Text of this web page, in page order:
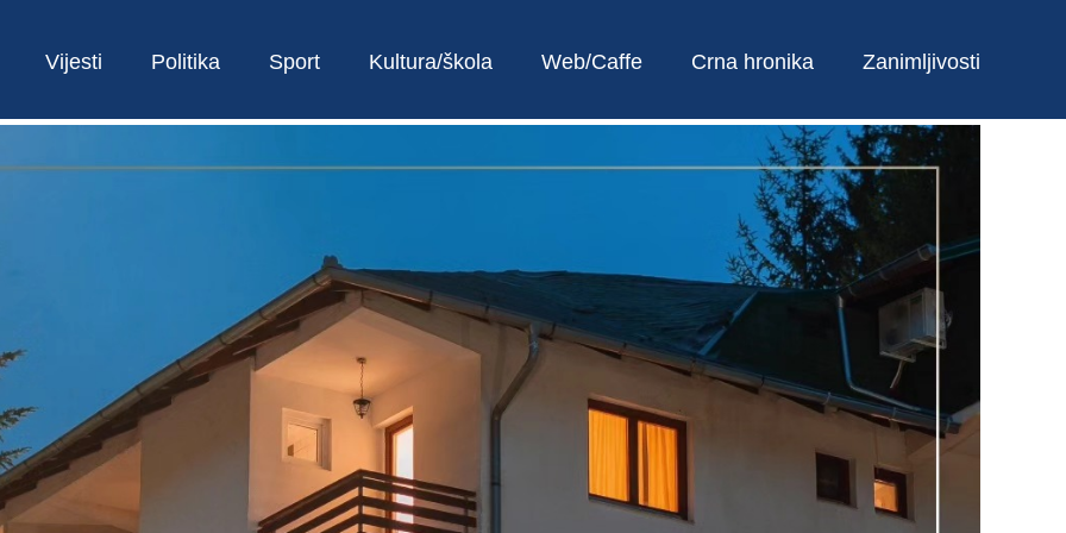
Vijesti Politika Sport Kultura/škola Web/Caffe Crna hronika Zanimljivosti